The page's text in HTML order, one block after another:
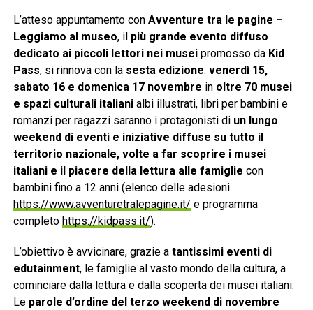
L’atteso appuntamento con Avventure tra le pagine –
Leggiamo al museo, il più grande evento diffuso
dedicato ai piccoli lettori nei museipromosso da Kid
Pass, si rinnova con la sesta edizione: venerdì 15,
sabato 16 e domenica 17 novembre in oltre 70 musei
e spazi culturali italianialbi illustrati, libri per bambini e
romanzi per ragazzi saranno i protagonisti di un lungo
weekend di eventi e iniziative diffuse su tutto il
territorio nazionale, volte a far scoprire i musei
italiani e il piacere della lettura alle famiglie con
bambini fino a 12 anni (elenco delle adesioni
https://www.avventuretralepagine.it/ e programma
completo https://kidpass.it/).
L’obiettivo è avvicinare, grazie a tantissimi eventi di
edutainment, le famiglie al vasto mondo della cultura, a
cominciare dalla lettura e dalla scoperta dei musei italiani.
Le parole d’ordine del terzo weekend di novembre